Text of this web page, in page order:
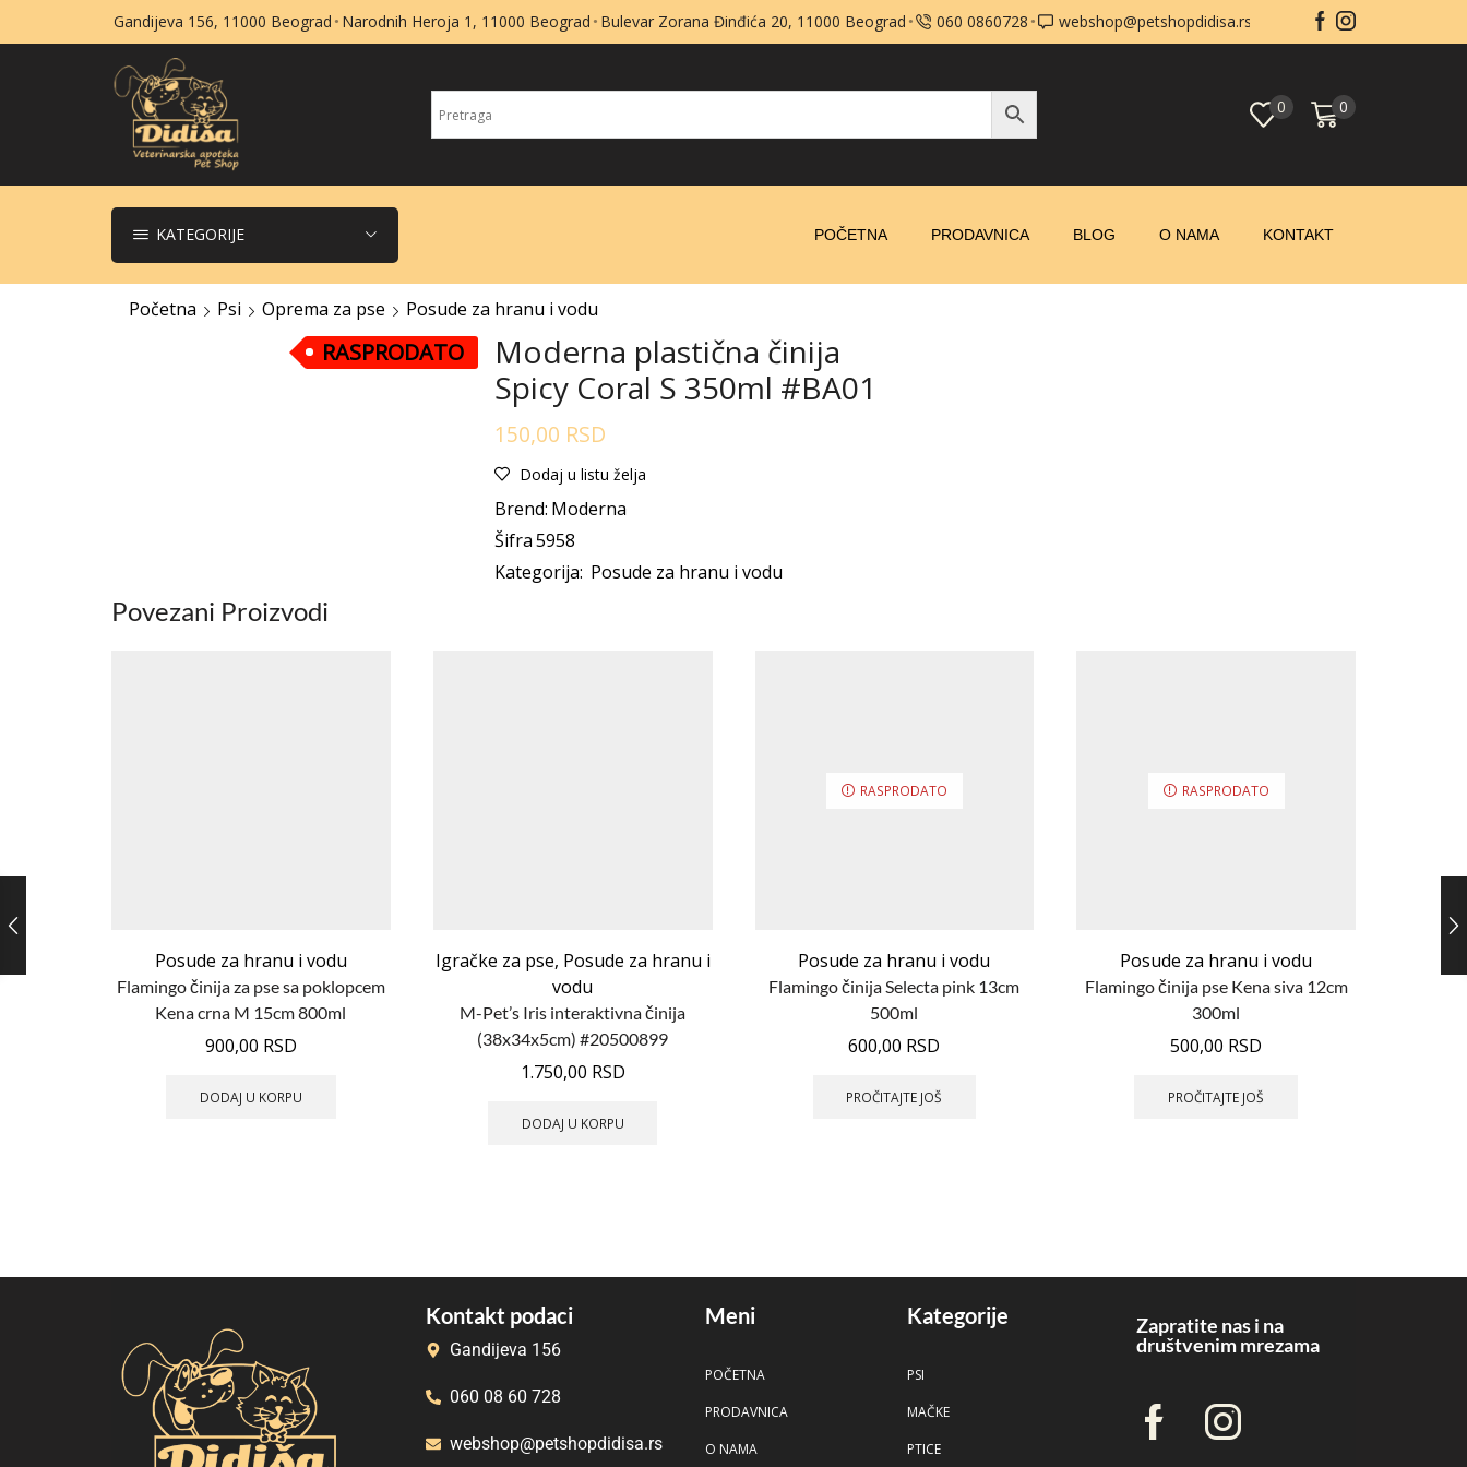
Gandijeva 156, 11000 Beograd Narodnih Heroja 1, 11000 Beograd Bulevar Zorana Đinđića 20, 11000 Beograd 060 0860728 webshop@petshopdidisa.rs
0 0
KATEGORIJE POČETNA PRODAVNICA BLOG O NAMA KONTAKT
Početna Psi Oprema za pse Posude za hranu i vodu
RASPRODATO
Moderna plastična činija
Spicy Coral S 350ml #BA01
150,00 RSD
Dodaj u listu želja
Brend: Moderna
Šifra5958
Kategorija: Posude za hranu i vodu
Povezani Proizvodi
Posude za hranu i vodu
Flamingo činija za pse sa poklopcem
Kena crna M 15cm 800ml
900,00 RSD
DODAJ U KORPU
Igračke za pse, Posude za hranu i
vodu
M-Pet’s Iris interaktivna činija
(38x34x5cm) #20500899
1.750,00 RSD
DODAJ U KORPU
RASPRODATO
Posude za hranu i vodu
Flamingo činija Selecta pink 13cm
500ml
600,00 RSD
PROČITAJTE JOŠ
RASPRODATO
Posude za hranu i vodu
Flamingo činija pse Kena siva 12cm
300ml
500,00 RSD
PROČITAJTE JOŠ
Kontakt podaci
Gandijeva 156
060 08 60 728
webshop@petshopdidisa.rs
Meni
POČETNA
PRODAVNICA
O NAMA
Kategorije
PSI
MAČKE
PTICE
Zapratite nas i na
društvenim mrezama